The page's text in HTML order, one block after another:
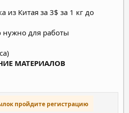
из Китая за 3$ за 1 кг до
нужно для работы
МАТЕРИАЛОВ
пройдите регистрацию